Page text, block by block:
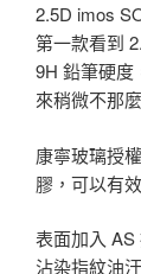
2.5D imos
第一款看到
9H 鉛筆硬度
來稍微不那
康寧玻璃授
膠，可以有
表面加入 AS
沾染指紋油